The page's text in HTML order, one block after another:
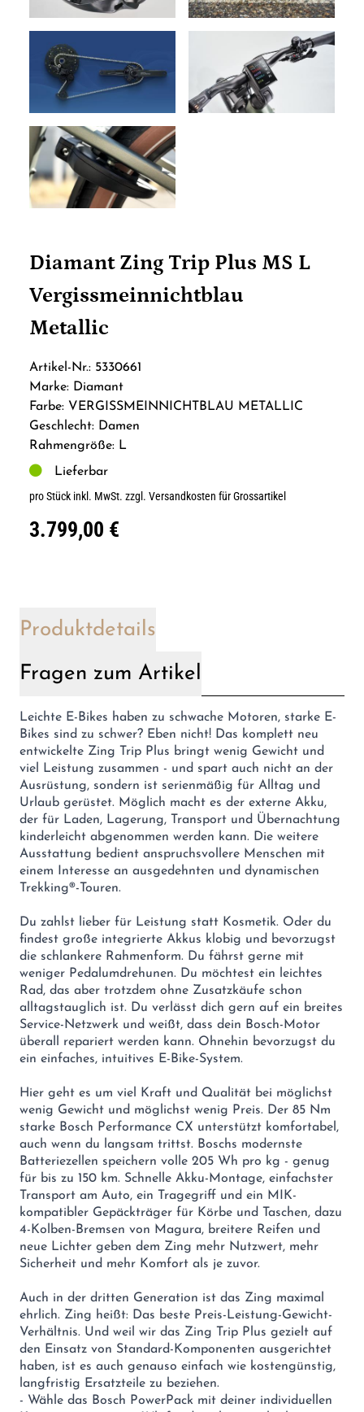
Diamant Zing Trip Plus MS L
Vergissmeinnichtblau
Metallic
Artikel-Nr.: 5330661
Marke: Diamant
Farbe: VERGISSMEINNICHTBLAU METALLIC
Geschlecht: Damen
Rahmengröße: L
Lieferbar
pro Stück inkl. MwSt. zzgl. Versandkosten für Grossartikel
3.799,00 €
Produktdetails
Fragen zum Artikel
Leichte E-Bikes haben zu schwache Motoren, starke E-
Bikes sind zu schwer? Eben nicht! Das komplett neu
entwickelte Zing Trip Plus bringt wenig Gewicht und
viel Leistung zusammen - und spart auch nicht an der
Ausrüstung, sondern ist serienmäßig für Alltag und
Urlaub gerüstet. Möglich macht es der externe Akku,
der für Laden, Lagerung, Transport und Übernachtung
kinderleicht abgenommen werden kann. Die weitere
Ausstattung bedient anspruchsvollere Menschen mit
einem Interesse an ausgedehnten und dynamischen
Trekking®-Touren.
Du zahlst lieber für Leistung statt Kosmetik. Oder du
findest große integrierte Akkus klobig und bevorzugst
die schlankere Rahmenform. Du fährst gerne mit
weniger Pedalumdrehunen. Du möchtest ein leichtes
Rad, das aber trotzdem ohne Zusatzkäufe schon
alltagstauglich ist. Du verlässt dich gern auf ein breites
Service-Netzwerk und weißt, dass dein Bosch-Motor
überall repariert werden kann. Ohnehin bevorzugst du
ein einfaches, intuitives E-Bike-System.
Hier geht es um viel Kraft und Qualität bei möglichst
wenig Gewicht und möglichst wenig Preis. Der 85 Nm
starke Bosch Performance CX unterstützt komfortabel,
auch wenn du langsam trittst. Boschs modernste
Batteriezellen speichern volle 205 Wh pro kg - genug
für bis zu 150 km. Schnelle Akku-Montage, einfachster
Transport am Auto, ein Tragegriff und ein MIK-
kompatibler Gepäckträger für Körbe und Taschen, dazu
4-Kolben-Bremsen von Magura, breitere Reifen und
neue Lichter geben dem Zing mehr Nutzwert, mehr
Sicherheit und mehr Komfort als je zuvor.
Auch in der dritten Generation ist das Zing maximal
ehrlich. Zing heißt: Das beste Preis-Leistung-Gewicht-
Verhältnis. Und weil wir das Zing Trip Plus gezielt auf
den Einsatz von Standard-Komponenten ausgerichtet
haben, ist es auch genauso einfach wie kostengünstig,
langfristig Ersatzteile zu beziehen.
- Wähle das Bosch PowerPack mit deiner individuellen